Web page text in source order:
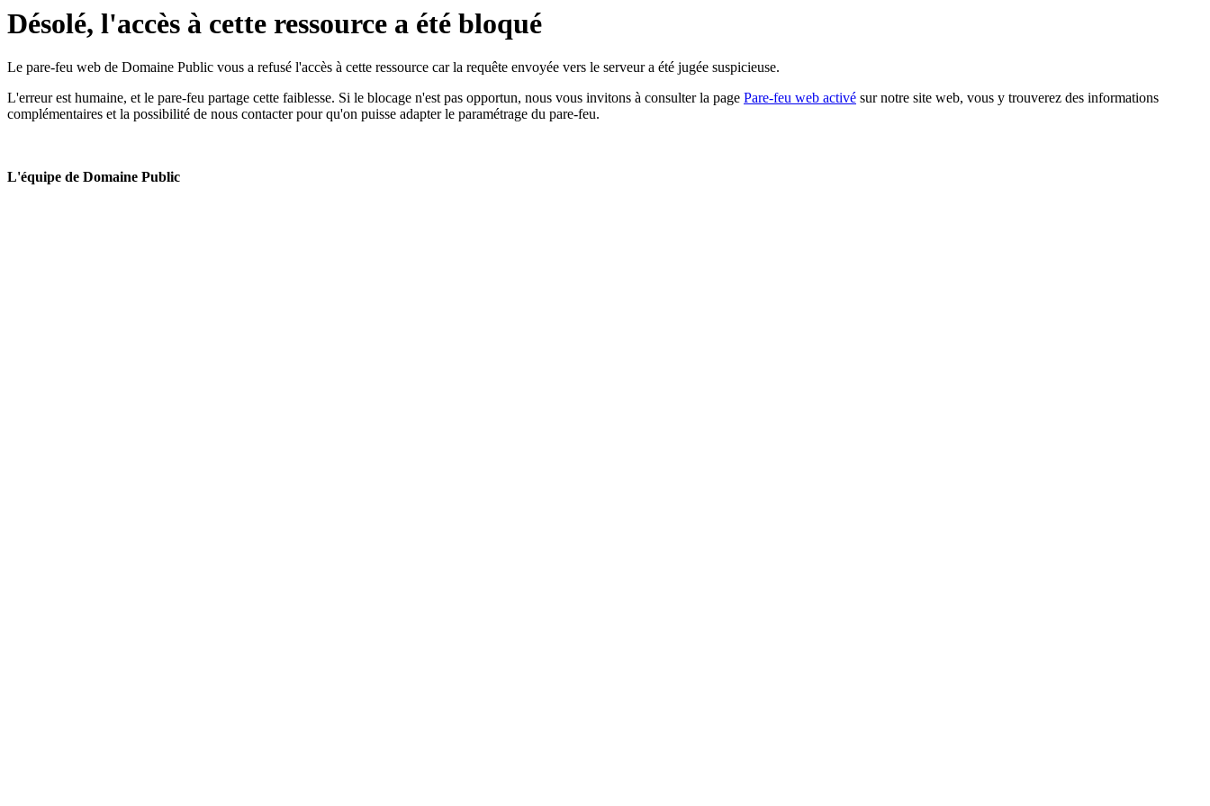
Désolé, l'accès à cette ressource a été bloqué
Le pare-feu web de Domaine Public vous a refusé l'accès à cette ressource car la requête envoyée vers le serveur a été jugée suspicieuse.
L'erreur est humaine, et le pare-feu partage cette faiblesse. Si le blocage n'est pas opportun, nous vous invitons à consulter la page Pare-feu web activé sur notre site web, vous y trouverez des informations
complémentaires et la possibilité de nous contacter pour qu'on puisse adapter le paramétrage du pare-feu.
L'équipe de Domaine Public